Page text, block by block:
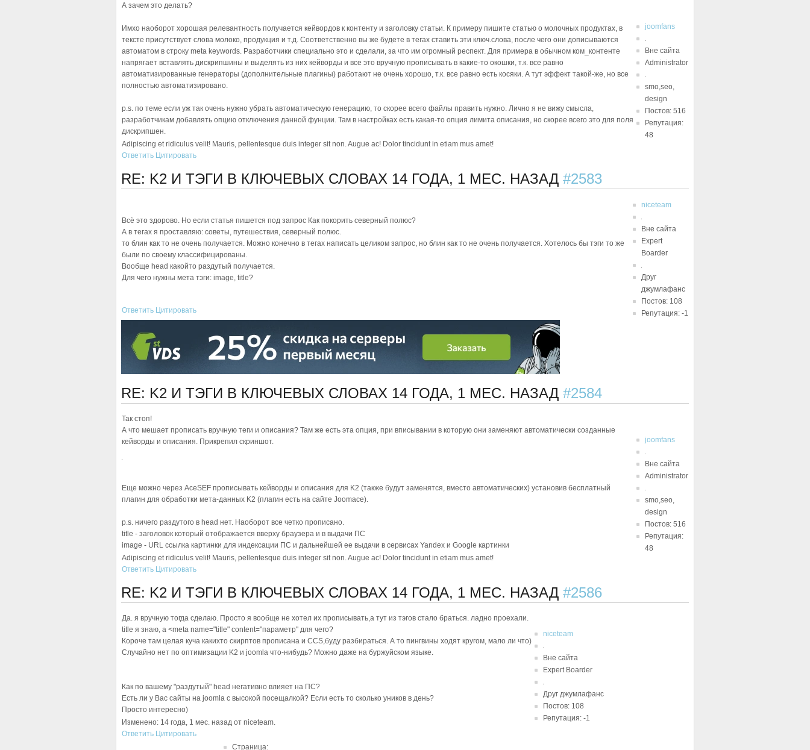
А зачем это делать?
Имхо наоборот хорошая релевантность получается кейвордов к контенту и заголовку статьи. К примеру пишите статью о молочных продуктах, в
тексте присутствует слова молоко, продукция и т.д. Соответственно вы же будете в тегах ставить эти ключ.слова, после чего они дописываются
автоматом в строку meta keywords. Разработчики специально это и сделали, за что им огромный респект. Для примера в обычном ком_контенте
напрягает вставлять дискрипшины и выделять из них кейворды и все это вручную прописывать в какие-то окошки, т.к. все равно
автоматизированные генераторы (дополнительные плагины) работают не очень хорошо, т.к. все равно есть косяки. А тут эффект такой-же, но все
полностью автоматизировано.
p.s. по теме если уж так очень нужно убрать автоматическую генерацию, то скорее всего файлы править нужно. Лично я не вижу смысла,
разработчикам добавлять опцию отключения данной фунции. Там в настройках есть какая-то опция лимита описания, но скорее всего это для поля
дискрипшен.
joomfans
Вне сайта
Administrator
smo,seo,
design
Постов: 516
Репутация:
48
Adipiscing et ridiculus velit! Mauris, pellentesque duis integer sit non. Augue ac! Dolor tincidunt in etiam mus amet!
Ответить Цитировать
RE: K2 И ТЭГИ В КЛЮЧЕВЫХ СЛОВАХ 14 ГОДА, 1 МЕС. НАЗАД #2583
Всё это здорово. Но если статья пишется под запрос Как покорить северный полюс?
А в тегах я проставляю: советы, путешествия, северный полюс.
то блин как то не очень получается. Можно конечно в тегах написать целиком запрос, но блин как то не очень получается. Хотелось бы тэги то же
были по своему классифицированы.
Вообще head какойто раздутый получается.
Для чего нужны мета тэги: image, title?
niceteam
Вне сайта
Expert
Boarder
Друг
джумлафанс
Постов: 108
Репутация: -1
Ответить Цитировать
RE: K2 И ТЭГИ В КЛЮЧЕВЫХ СЛОВАХ 14 ГОДА, 1 МЕС. НАЗАД #2584
Так стоп!
А что мешает прописать вручную теги и описания? Там же есть эта опция, при вписывании в которую они заменяют автоматически созданные
кейворды и описания. Прикрепил скриншот.
Еще можно через AceSEF прописывать кейворды и описания для K2 (также будут заменятся, вместо автоматических) установив бесплатный
плагин для обработки мета-данных K2 (плагин есть на сайте Joomace).
p.s. ничего раздутого в head нет. Наоборот все четко прописано.
title - заголовок который отображается вверху браузера и в выдачи ПС
image - URL ссылка картинки для индексации ПС и дальнейшей ее выдачи в сервисах Yandex и Google картинки
joomfans
Вне сайта
Administrator
smo,seo,
design
Постов: 516
Репутация:
48
Adipiscing et ridiculus velit! Mauris, pellentesque duis integer sit non. Augue ac! Dolor tincidunt in etiam mus amet!
Ответить Цитировать
RE: K2 И ТЭГИ В КЛЮЧЕВЫХ СЛОВАХ 14 ГОДА, 1 МЕС. НАЗАД #2586
Да. я вручную тогда сделаю. Просто я вообще не хотел их прописывать,а тут из тэгов стало браться. ладно проехали.
title я знаю, а <meta name="title" content="параметр" для чего?
Короче там целая куча какихто скирптов прописана и CCS,буду разбираться. А то пингвины ходят кругом, мало ли что)
Случайно нет по оптимизации K2 и joomla что-нибудь? Можно даже на буржуйском языке.
Как по вашему "раздутый" head негативно влияет на ПС?
Есть ли у Вас сайты на joomla с высокой посещалкой? Если есть то сколько уников в день?
Просто интересно)
niceteam
Вне сайта
Expert Boarder
Друг джумлафанс
Постов: 108
Репутация: -1
Изменено: 14 года, 1 мес. назад от niceteam.
Ответить Цитировать
Страница: